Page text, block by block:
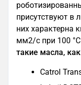
присутствуют в
них характерна
мм2/с при 100
такие масла,
Catrol